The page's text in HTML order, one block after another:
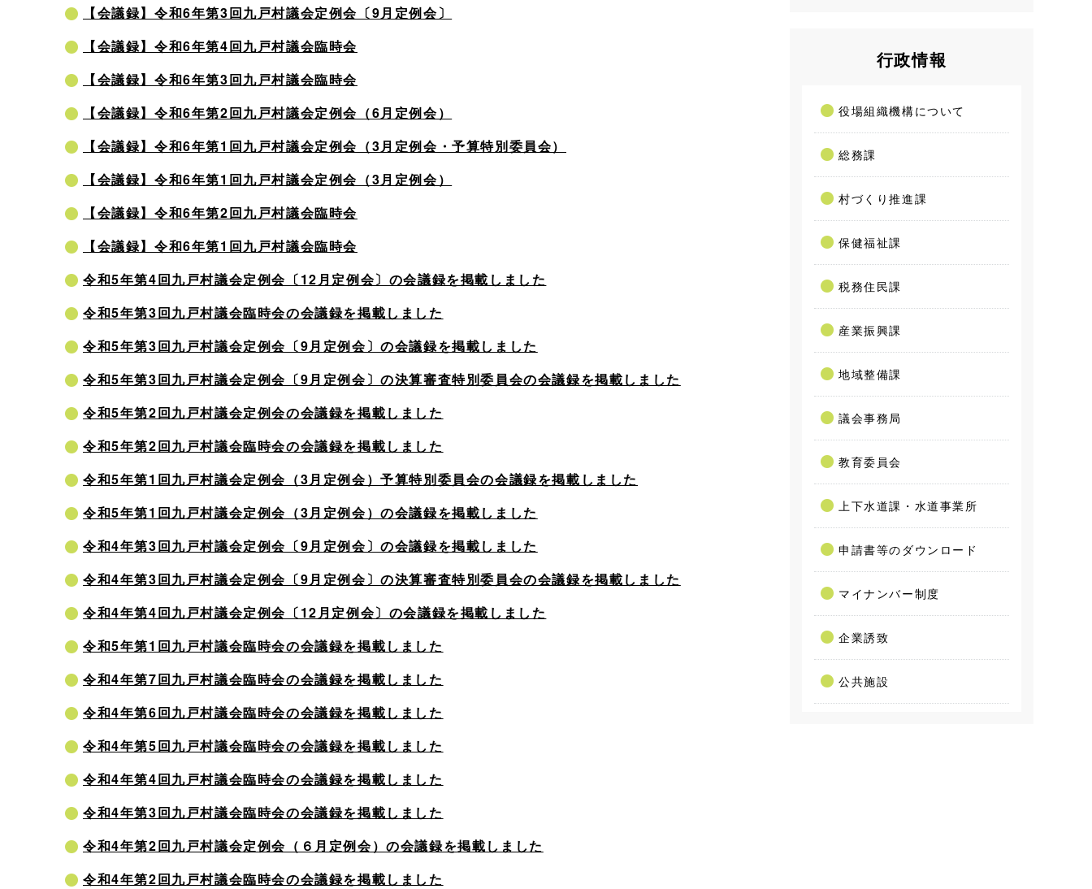
【会議録】令和6年第3回九戸村議会定例会〔9月定例会〕
【会議録】令和6年第4回九戸村議会臨時会
【会議録】令和6年第3回九戸村議会臨時会
【会議録】令和6年第2回九戸村議会定例会（6月定例会）
【会議録】令和6年第1回九戸村議会定例会（3月定例会・予算特別委員会）
【会議録】令和6年第1回九戸村議会定例会（3月定例会）
【会議録】令和6年第2回九戸村議会臨時会
【会議録】令和6年第1回九戸村議会臨時会
令和5年第4回九戸村議会定例会〔12月定例会〕の会議録を掲載しました
令和5年第3回九戸村議会臨時会の会議録を掲載しました
令和5年第3回九戸村議会定例会〔9月定例会〕の会議録を掲載しました
令和5年第3回九戸村議会定例会〔9月定例会〕の決算審査特別委員会の会議録を掲載しました
令和5年第2回九戸村議会定例会の会議録を掲載しました
令和5年第2回九戸村議会臨時会の会議録を掲載しました
令和5年第1回九戸村議会定例会（3月定例会）予算特別委員会の会議録を掲載しました
令和5年第1回九戸村議会定例会（3月定例会）の会議録を掲載しました
令和4年第3回九戸村議会定例会〔9月定例会〕の会議録を掲載しました
令和4年第3回九戸村議会定例会〔9月定例会〕の決算審査特別委員会の会議録を掲載しました
令和4年第4回九戸村議会定例会〔12月定例会〕の会議録を掲載しました
令和5年第1回九戸村議会臨時会の会議録を掲載しました
令和4年第7回九戸村議会臨時会の会議録を掲載しました
令和4年第6回九戸村議会臨時会の会議録を掲載しました
令和4年第5回九戸村議会臨時会の会議録を掲載しました
令和4年第4回九戸村議会臨時会の会議録を掲載しました
令和4年第3回九戸村議会臨時会の会議録を掲載しました
令和4年第2回九戸村議会定例会（６月定例会）の会議録を掲載しました
令和4年第2回九戸村議会臨時会の会議録を掲載しました
行政情報
役場組織機構について
総務課
村づくり推進課
保健福祉課
税務住民課
産業振興課
地域整備課
議会事務局
教育委員会
上下水道課・水道事業所
申請書等のダウンロード
マイナンバー制度
企業誘致
公共施設